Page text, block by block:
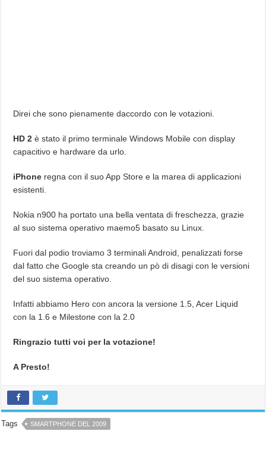
Direi che sono pienamente daccordo con le votazioni.
HD 2è stato il primo terminale Windows Mobile con display
capacitivo e hardware da urlo.
iPhone regna con il suo App Store e la marea di applicazioni
esistenti.
Nokia n900 ha portato una bella ventata di freschezza, grazie
al suo sistema operativo maemo5 basato su Linux.
Fuori dal podio troviamo 3 terminali Android, penalizzati forse
dal fatto che Google sta creando un pò di disagi con le versioni
del suo sistema operativo.
Infatti abbiamo Hero con ancora la versione 1.5, Acer Liquid
con la 1.6 e Milestone con la 2.0
Ringrazio tutti voi per la votazione!
A Presto!
Tags SMARTPHONE DEL 2009